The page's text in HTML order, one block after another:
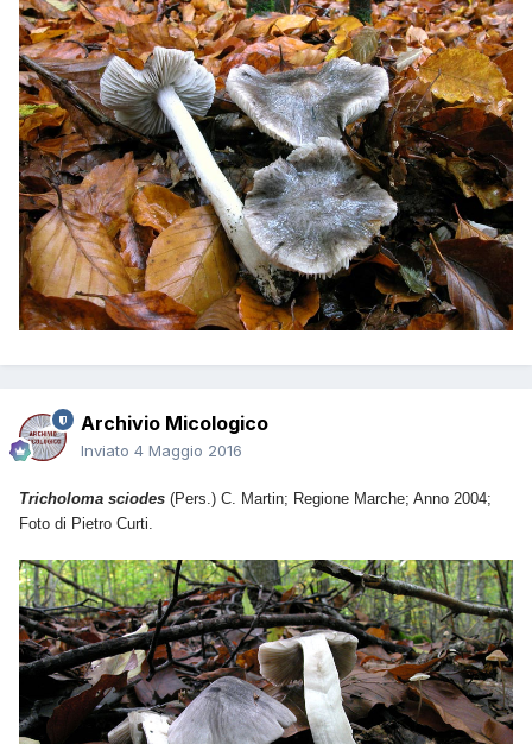
Archivio Micologico
Inviato 4 Maggio 2016
Tricholoma sciodes (Pers.) C. Martin; Regione Marche; Anno 2004;
Foto di Pietro Curti.